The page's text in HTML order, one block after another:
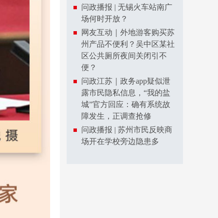
问政播报 | 无锡火车站南广
场何时开放？
网友互动｜外地游客购买苏
州产品不便利？吴中区某社
区公共厕所夜间关闭引不
便？
问政江苏｜政务app疑似泄
露市民隐私信息，“我的盐
城”官方回应：确有系统故
障发生，正调查抢修
问政播报 | 苏州市民反映商
场开在学校旁边隐患多